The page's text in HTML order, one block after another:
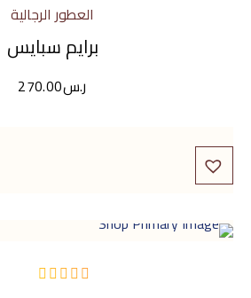
5
العطور الرجالية
برايم سبايس
ر.س270.00